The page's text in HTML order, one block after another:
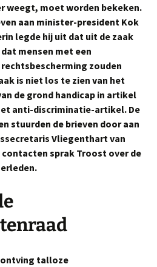
weegt, moet worden bekeken.
aan minister-president Kok
legde hij uit dat uit de zaak
mensen met een
zouden
is niet los te zien van het
de grond handicap in artikel
anti-discriminatie-artikel. De
stuurden de brieven door aan
Vliegenthart van
contacten sprak Troost over de
ontving talloze